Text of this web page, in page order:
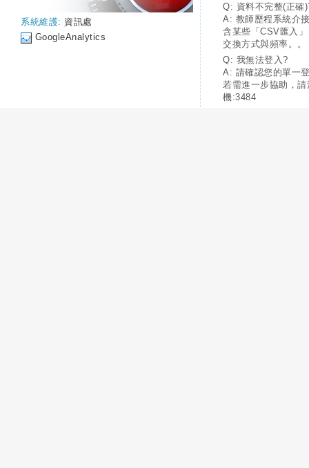
系統維護: 資訊處
GoogleAnalytics
Q: 資料不完整(正確
A: 教師歷程系統介
含某些「CSV匯入
交換方式與頻率。。
Q: 我無法登入?
A: 請確認您的單一
若需進一步協助，
機:3484